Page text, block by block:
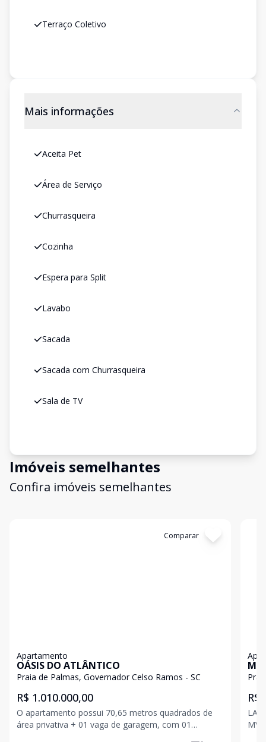
Terraço Coletivo
Mais informações
Aceita Pet
Área de Serviço
Churrasqueira
Cozinha
Espera para Split
Lavabo
Sacada
Sacada com Churrasqueira
Sala de TV
Imóveis semelhantes
Confira imóveis semelhantes
Comparar
Apartamento
OÁSIS DO ATLÂNTICO
Praia de Palmas, Governador Celso Ramos - SC
R$ 1.010.000,00
O apartamento possui 70,65 metros quadrados de
área privativa + 01 vaga de garagem, com 01
R$